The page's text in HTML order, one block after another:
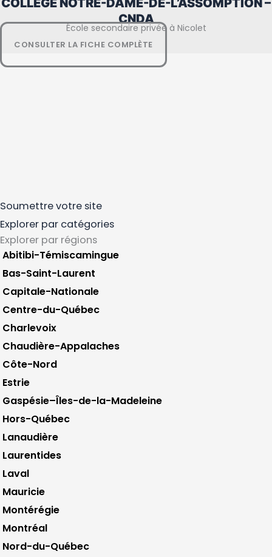
Régions
CONSULTER LA FICHE COMPLÈTE
COLLÈGE NOTRE-DAME-DE-L’ASSOMPTION –
CNDA
École secondaire privée à Nicolet
CONSULTER LA FICHE COMPLÈTE
Soumettre votre site
Explorer par catégories
Explorer par régions
Abitibi-Témiscamingue
Bas-Saint-Laurent
Capitale-Nationale
Centre-du-Québec
Charlevoix
Chaudière-Appalaches
Côte-Nord
Estrie
Gaspésie–Îles-de-la-Madeleine
Hors-Québec
Lanaudière
Laurentides
Laval
Mauricie
Montérégie
Montréal
Nord-du-Québec